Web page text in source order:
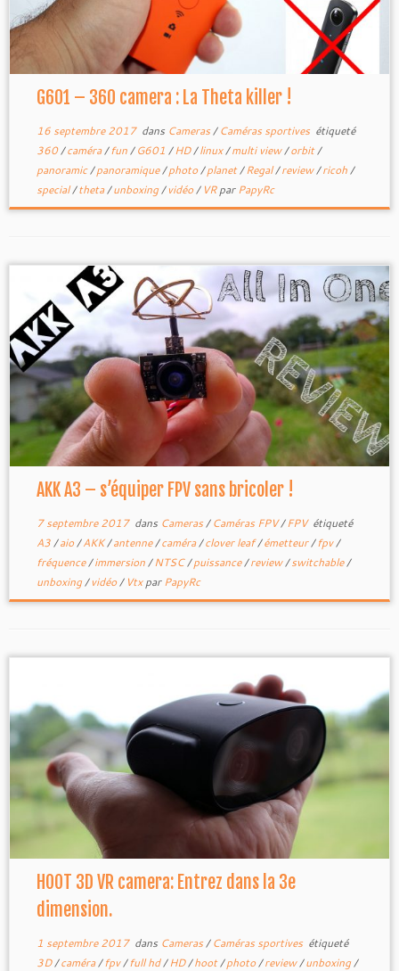
G601 – 360 camera : La Theta killer !
16 septembre 2017dans Cameras/Caméras sportives étiqueté
360/caméra/fun/G601 /HD/linux/multi view/orbit/
panoramic/panoramique/photo/planet/Regal/review/ricoh/
special/theta/unboxing/vidéo/ VRparPapyRc
AKK A3 – s’équiper FPV sans bricoler !
7 septembre 2017dans Cameras/Caméras FPV/FPV étiqueté
A3/aio/AKK/antenne/caméra/clover leaf/émetteur/fpv/
fréquence/immersion/NTSC/puissance/review/switchable/
unboxing/vidéo/ VtxparPapyRc
HOOT 3D VR camera: Entrez dans la 3e
dimension.
1 septembre 2017dans Cameras/Caméras sportives étiqueté
3D/caméra/fpv/full hd/HD/hoot/photo/review/unboxing/